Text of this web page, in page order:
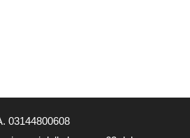
03144800608